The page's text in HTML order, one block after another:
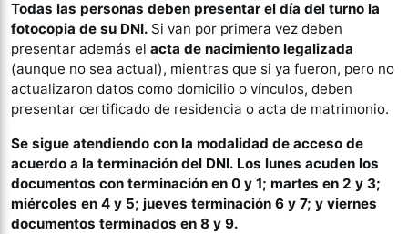
Todas las personas deben presentar el día del turno la
fotocopia de su DNI. Si van por primera vez deben
presentar además el acta de nacimiento legalizada
(aunque no sea actual), mientras que si ya fueron, pero no
actualizaron datos como domicilio o vínculos, deben
presentar certificado de residencia o acta de matrimonio.
Se sigue atendiendo con la modalidad de acceso de
acuerdo a la terminación del DNI. Los lunes acuden los
documentos con terminación en 0 y 1; martes en 2 y 3;
miércoles en 4 y 5; jueves terminación 6 y 7; y viernes
documentos terminados en 8 y 9.